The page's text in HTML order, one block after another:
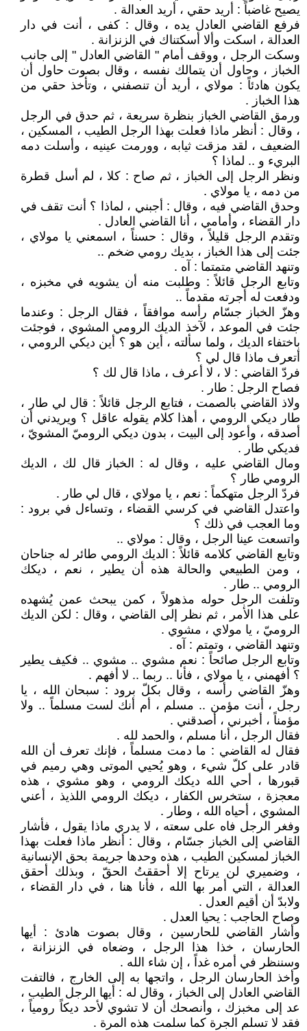
يصيح غاضباً : أريد حقي ، أريد العدالة .
فرفع القاضي العادل يده ، وقال : كفى ، أنت في دار
العدالة ، اسكت وألا أسكتناك في الزنزانة .
وسكت الرجل ، ووقف أمام " القاضي العادل " إلى جانب
الخباز ، وحاول أن يتمالك نفسه ، وقال بصوت حاول أن
يكون هادئاً : مولاي ، أريد أن تنصفني ، وتأخذ حقي من
هذا الخباز .
ورمق القاضي الخباز بنظرة سريعة ، ثم حدق في الرجل
، وقال : أنظر ماذا فعلت بهذا الرجل الطيب ، المسكين ،
الضعيف ، لقد مزقت ثيابه ، وورمت عينيه ، وأسلت دمه
البريء و .. لماذا ؟
ونظر الرجل إلى الخباز ، ثم صاح : كلا ، لم أسل قطرة
من دمه ، يا مولاي .
وحدق القاضي فيه ، وقال : أجبني ، لماذا ؟ أنت تقف في
دار القضاء ، وأمامي ، أنا القاضي العادل .
وتقدم الرجل قليلاً ، وقال : حسناً ، اسمعني يا مولاي ،
جئت إلى هذا الخباز ، بديك رومي ضخم ..
وتنهد القاضي متمتما : آه .
وتابع الرجل قائلاً : وطلبت منه أن يشويه في مخبزه ،
ودفعت له أجرته مقدماً ..
وهزّ الخباز جسّام رأسه موافقاً ، فقال الرجل : وعندما
جئت في الموعد ، لآخذ الديك الرومي المشوي ، فوجئت
باختفاء الديك ، ولما سألته ، أين هو ؟ أين ديكي الرومي ،
أتعرف ماذا قال لي ؟
فردّ القاضي : لا ، لا أعرف ، ماذا قال لك ؟
فصاح الرجل : طار .
ولاذ القاضي بالصمت ، فتابع الرجل قائلاً : قال لي طار ،
طار ديكي الرومي ، أهذا كلام يقوله عاقل ؟ ويريدني أن
أصدقه ، وأعود إلى البيت ، بدون ديكي الروميّ المشويّ ،
فديكي طار .
ومال القاضي عليه ، وقال له : الخباز قال لك ، الديك
الرومي طار ؟
فردّ الرجل متهكماً : نعم ، يا مولاي ، قال لي طار .
واعتدل القاضي في كرسي القضاء ، وتساءل في برود :
وما العجب في ذلك ؟
واتسعت عينا الرجل ، وقال : مولاي ..
وتابع القاضي كلامه قائلاً : الديك الرومي طائر له جناحان
، ومن الطبيعي والحالة هذه أن يطير ، نعم ، ديكك
الرومي .. طار .
وتلفت الرجل حوله مذهولاً ، كمن يبحث عمن يُشهده
على هذا الأمر ، ثم نظر إلى القاضي ، وقال : لكن الديك
الروميّ ، يا مولاي ، مشوي .
وتنهد القاضي ، وتمتم : آه .
وتابع الرجل صائحاً : نعم مشوي .. مشوي .. فكيف يطير
؟ أفهمني ، يا مولاي ، فأنا .. ربما .. لا أفهم .
وهزّ القاضي رأسه ، وقال بكلّ برود : سبحان الله ، يا
رجل ، أنت مؤمن .. مسلم ، أم أنك لست مسلماً .. ولا
مؤمناً ، أخبرني ، أصدقني .
فقال الرجل ، أنا مسلم ، والحمد لله .
فقال له القاضي : ما دمت مسلماً ، فإنك تعرف أن الله
قادر على كلّ شيء ، وهو يُحيي الموتى وهي رميم في
قبورها ، أحي الله ديكك الرومي ، وهو مشوي ، هذه
معجزة ، ستخرس الكفار ، ديكك الرومي اللذيذ ، أعني
المشوي ، أحياه الله ، وطار .
وفغر الرجل فاه على سعته ، لا يدري ماذا يقول ، فأشار
القاضي إلى الخباز جسّام ، وقال : أنظر ماذا فعلت بهذا
الخباز لمسكين الطيب ، هذه وحدها جريمة بحق الإنسانية
، وضميري لن يرتاح إلا أحققتُ الحقّ ، وبذلك أحقق
العدالة ، التي أمر بها الله ، فأنا هنا ، في دار القضاء ،
ولابدّ أن أقيم العدل .
وصاح الحاجب : يحيا العدل .
وأشار القاضي للحارسين ، وقال بصوت هادئ : أيها
الحارسان ، خذا هذا الرجل ، وضعاه في الزنزانة ،
وسننظر في أمره غداً ، إن شاء الله .
وأخذ الحارسان الرجل ، واتجها به إلى الخارج ، فالتفت
القاضي العادل إلى الخباز ، وقال له : أيها الرجل الطيب ،
عد إلى مخبزك ، وأنصحك أن لا تشوي لأحد ديكاً رومياً ،
فقد لا تسلم الجرة كما سلمت هذه المرة .